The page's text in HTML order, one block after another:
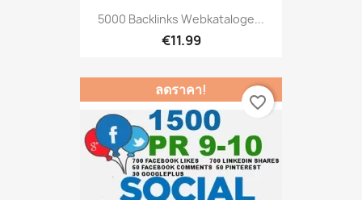
5000 Backlinks Webkataloge...
€11.99
ลดราคา!
favorite_border